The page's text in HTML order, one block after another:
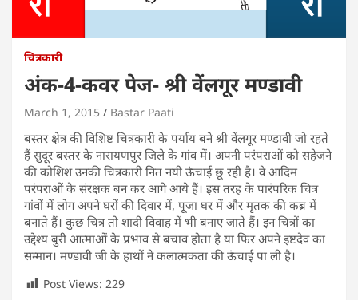
चित्रकारी
अंक-4-कवर पेज- श्री वेंलगूर मण्डावी
March 1, 2015 Bastar Paati
बस्तर क्षेत्र की विशिष्ट चित्रकारी के पर्याय बने श्री वेंलगूर मण्डावी जो रहते
हैं सुदूर बस्तर के नारायणपुर जिले के गांव में। अपनी परंपराओं को सहेजने
की कोशिश उनकी चित्रकारी नित नयी ऊंचाई छू रही है। वे आदिम
परंपराओं के संरक्षक बन कर आगे आये हैं। इस तरह के पारंपरिक चित्र
गांवों में लोग अपने घरों की दिवार में, पूजा घर में और मृतक की कब्र में
बनाते हैं। कुछ चित्र तो शादी विवाह में भी बनाए जाते हैं। इन चित्रों का
उद्देश्य बुरी आत्माओं के प्रभाव से बचाव होता है या फिर अपने इष्टदेव का
सम्मान। मण्डावी जी के हाथों ने कलात्मकता की ऊंचाई पा ली है।
Post Views: 229